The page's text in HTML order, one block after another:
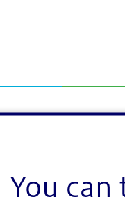
You can
様
リティー